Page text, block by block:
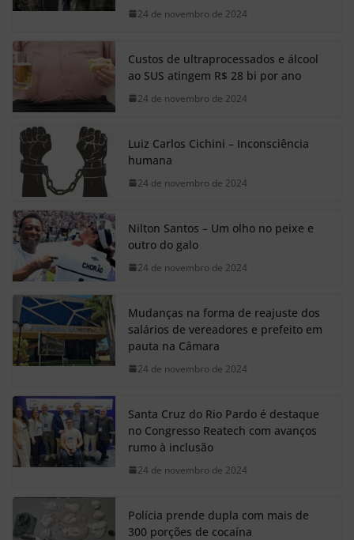
24 de novembro de 2024
Custos de ultraprocessados e álcool
ao SUS atingem R$ 28 bi por ano
24 de novembro de 2024
Luiz Carlos Cichini – Inconsciência
humana
24 de novembro de 2024
Nilton Santos – Um olho no peixe e
outro do galo
24 de novembro de 2024
Mudanças na forma de reajuste dos
salários de vereadores e prefeito em
pauta na Câmara
24 de novembro de 2024
Santa Cruz do Rio Pardo é destaque
no Congresso Reatech com avanços
rumo à inclusão
24 de novembro de 2024
Polícia prende dupla com mais de
300 porções de cocaína